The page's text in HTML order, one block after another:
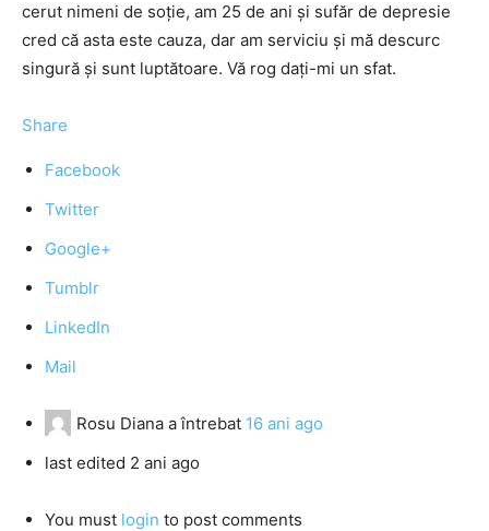
cerut nimeni de soție, am 25 de ani și sufăr de depresie
cred că asta este cauza, dar am serviciu și mă descurc
singură și sunt luptătoare. Vă rog dați-mi un sfat.
Share
Facebook
Twitter
Google+
Tumblr
LinkedIn
Mail
Rosu Diana a întrebat 16 ani ago
last edited 2 ani ago
You must login to post comments